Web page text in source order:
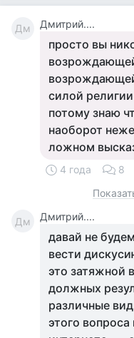
Дм Дмитрий....
просто вы
силой
потому знаю
наоборот
ложном
4 года 8
Дм Дмитрий....
давай не
вести
это затяжной
должных
различные
этого